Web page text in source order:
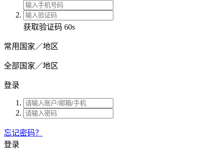
获取验证码 60s
常用国家／地区
全部国家／地区
登录
忘记密码？
登录